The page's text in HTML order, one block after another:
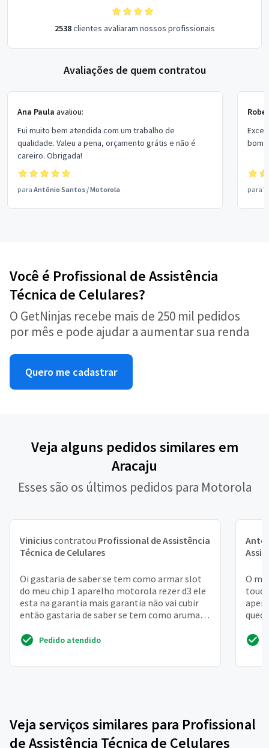
2538clientes avaliaram nossos profissionais
Avaliações de quem contratou
Ana Paula avaliou:
Fui muito bem atendida com um trabalho de
qualidade. Valeu a pena, orçamento grátis e não é
careiro. Obrigada!
para Antônio Santos /Motorola
bom
para
Você é Profissional de Assistência
Técnica de Celulares?
O GetNinjas recebe mais de 250 mil pedidos
por mês e pode ajudar a aumentar sua renda
Quero me cadastrar
Veja alguns pedidos similares em
Aracaju
Esses são os últimos pedidos para Motorola
Viniciuscontratou Profissional de Assistência
Técnica de Celulares
Oi gastaria de saber se tem como armar slot
do meu chip 1 aparelho motorola rezer d3 ele
esta na garantia mais garantia não vai cubir
então gastaria de saber se tem como arumar
Pedido atendido
O
Veja serviços similares para Profissional
de Assistência Técnica de Celulares